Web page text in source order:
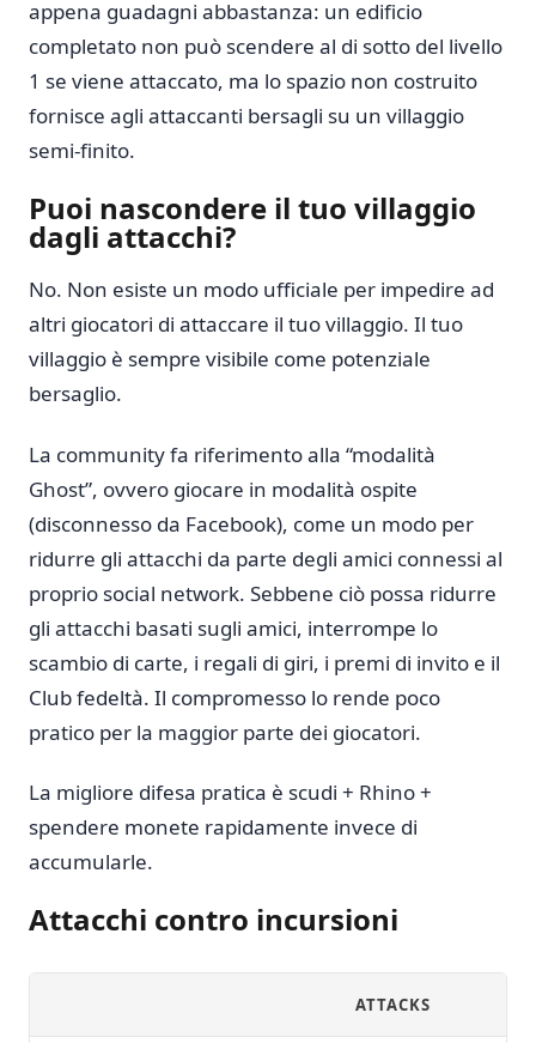
appena guadagni abbastanza: un edificio
completato non può scendere al di sotto del livello
1 se viene attaccato, ma lo spazio non costruito
fornisce agli attaccanti bersagli su un villaggio
semi-finito.
Puoi nascondere il tuo villaggio
dagli attacchi?
No. Non esiste un modo ufficiale per impedire ad
altri giocatori di attaccare il tuo villaggio. Il tuo
villaggio è sempre visibile come potenziale
bersaglio.
La community fa riferimento alla “modalità
Ghost”, ovvero giocare in modalità ospite
(disconnesso da Facebook), come un modo per
ridurre gli attacchi da parte degli amici connessi al
proprio social network. Sebbene ciò possa ridurre
gli attacchi basati sugli amici, interrompe lo
scambio di carte, i regali di giri, i premi di invito e il
Club fedeltà. Il compromesso lo rende poco
pratico per la maggior parte dei giocatori.
La migliore difesa pratica è scudi + Rhino +
spendere monete rapidamente invece di
accumularle.
Attacchi contro incursioni
ATTACKS